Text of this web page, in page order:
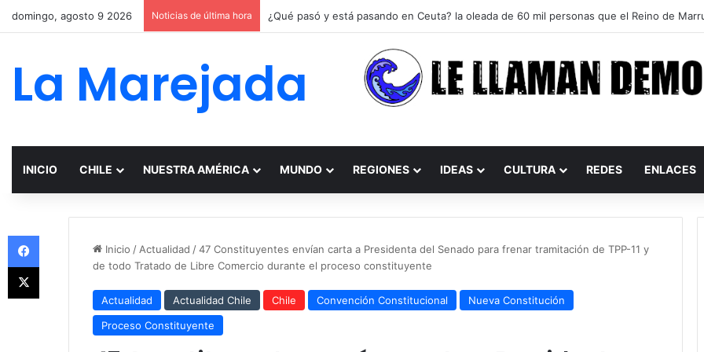
domingo, agosto 9 2026 Noticias de última hora
La Marejada
INICIO CHILE NUESTRA AMÉRICA MUNDO REGIONES IDEAS CULTURA REDES ENLACES
Inicio / Actualidad /47 Constituyentes envían carta a Presidenta del Senado para frenar tramitación de TPP-11 y
de todo Tratado de Libre Comercio durante el proceso constituyente
Actualidad Actualidad Chile Chile Convención Constitucional
Nueva Constitución
Proceso Constituyente
Facebook
X